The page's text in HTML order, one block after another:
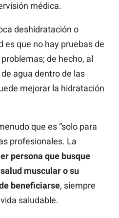
médica.
deshidratación o
es que no hay pruebas de
de hecho, al
agua dentro de las
mejorar la hidratación
que es “solo para
profesionales. La
persona que busque
muscular o su
beneficiarse, siempre
saludable.